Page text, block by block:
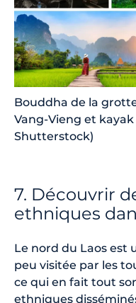
Bouddha de la
Vang-Vieng et
Shutterstock)
7. Découvrir
ethniques
Le nord du Laos est
peu visitée par les
ce qui en fait tout
ethniques